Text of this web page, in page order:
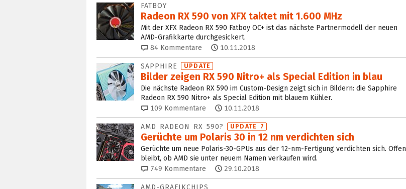
FATBOY
Radeon RX 590 von XFX taktet mit 1.600 MHz
Mit der XFX Radeon RX 590 Fatboy OC+ ist das nächste Partnermodell der neuen
AMD-Grafikkarte durchgesickert.
84 Kommentare 10.11.2018
SAPPHIRE UPDATE
Bilder zeigen RX 590 Nitro+ als Special Edition in blau
Die nächste Radeon RX 590 im Custom-Design zeigt sich in Bildern: die Sapphire
Radeon RX 590 Nitro+ als Special Edition mit blauem Kühler.
109 Kommentare 10.11.2018
AMD RADEON RX 590? UPDATE 7
Gerüchte um Polaris 30 in 12 nm verdichten sich
Gerüchte um neue Polaris-30-GPUs aus der 12-nm-Fertigung verdichten sich. Offen
bleibt, ob AMD sie unter neuem Namen verkaufen wird.
749 Kommentare 29.10.2018
AMD-GRAFIKCHIPS